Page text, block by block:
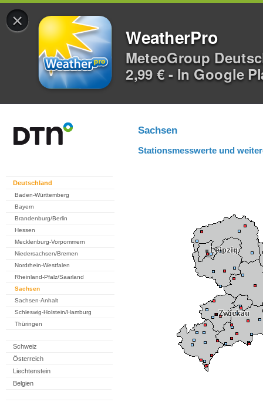
×
WeatherPro
MeteoGroup
2,99 € - In Google
Deutschland
Baden-Württemberg
Bayern
Brandenburg/Berlin
Hessen
Mecklenburg-Vorpommern
Niedersachsen/Bremen
Nordrhein-Westfalen
Rheinland-Pfalz/Saarland
Sachsen
Sachsen-Anhalt
Schleswig-Holstein/Hamburg
Thüringen
Schweiz
Österreich
Liechtenstein
Belgien
Sachsen
Stationsmesswerte und